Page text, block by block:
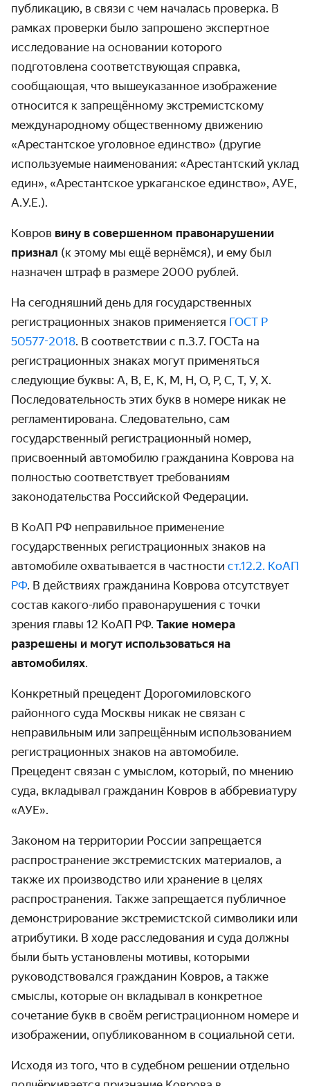
публикацию, в связи с чем началась проверка. В
рамках проверки было запрошено экспертное
исследование на основании которого
подготовлена соответствующая справка,
сообщающая, что вышеуказанное изображение
относится к запрещённому экстремистскому
международному общественному движению
«Арестантское уголовное единство» (другие
используемые наименования: «Арестантский уклад
един», «Арестантское уркаганское единство», АУЕ,
А.У.Е.).
Ковров вину в совершенном правонарушении
признал (к этому мы ещё вернёмся), и ему был
назначен штраф в размере 2000 рублей.
На сегодняшний день для государственных
регистрационных знаков применяется ГОСТ Р
50577-2018. В соответствии с п.3.7. ГОСТа на
регистрационных знаках могут применяться
следующие буквы: А, В, Е, К, М, Н, О, Р, С, Т, У, Х.
Последовательность этих букв в номере никак не
регламентирована. Следовательно, сам
государственный регистрационный номер,
присвоенный автомобилю гражданина Коврова на
полностью соответствует требованиям
законодательства Российской Федерации.
В КоАП РФ неправильное применение
государственных регистрационных знаков на
автомобиле охватывается в частности ст.12.2. КоАП
РФ. В действиях гражданина Коврова отсутствует
состав какого-либо правонарушения с точки
зрения главы 12 КоАП РФ. Такие номера
разрешены и могут использоваться на
автомобилях.
Конкретный прецедент Дорогомиловского
районного суда Москвы никак не связан с
неправильным или запрещённым использованием
регистрационных знаков на автомобиле.
Прецедент связан с умыслом, который, по мнению
суда, вкладывал гражданин Ковров в аббревиатуру
«АУЕ».
Законом на территории России запрещается
распространение экстремистских материалов, а
также их производство или хранение в целях
распространения. Также запрещается публичное
демонстрирование экстремистской символики или
атрибутики. В ходе расследования и суда должны
были быть установлены мотивы, которыми
руководствовался гражданин Ковров, а также
смыслы, которые он вкладывал в конкретное
сочетание букв в своём регистрационном номере и
изображении, опубликованном в социальной сети.
Исходя из того, что в судебном решении отдельно